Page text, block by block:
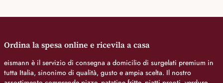
Ordina la spesa online e ricevila a casa
eismann è il servizio di consegna a domicilio di surgelati premium in
tutta Italia, sinonimo di qualità, gusto e ampia scelta. Il nostro